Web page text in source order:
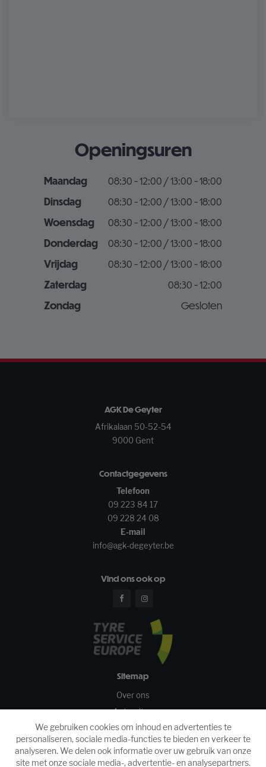
Openingsuren
Maandag
08:30 - 12:00 / 13:00 - 18:00
Dinsdag
08:30 - 12:00 / 13:00 - 18:00
Woensdag
08:30 - 12:00 / 13:00 - 18:00
Donderdag
08:30 - 12:00 / 13:00 - 18:00
Vrijdag
08:30 - 12:00 / 13:00 - 18:00
Zaterdag
08:30 - 12:00
Zondag
Gesloten
We gebruiken cookies om inhoud en advertenties te
personaliseren, sociale media-functies te bieden en verkeer te
analyseren. We delen ook informatie over uw gebruik van onze
site met onze sociale media-, advertentie- en analysepartners.
AGK De Geyter
Afrikalaan 50-52-54
9000 Gent
Contactgegevens
Telefoon
09 223 84 17
09 228 24 08
E-mail
info@agk-degeyter.be
Vind ons ook op
Sitemap
Over ons
Autoruiten
Banden
Uitlijnen
Velgen